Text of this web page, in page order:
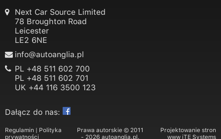
Next Car Source Limited
78 Broughton Road
Leicester
LE2 6NE
info@autoanglia.pl
PL +48 511 602 700
PL +48 511 602 701
UK +44 116 3500 123
Dałącz do nas:
Regulamin | Polityka
prywatności
Prawa autorskie © 2011
- 2026 autoanglia.pl.
Projektowanie stron
www iTE Systems